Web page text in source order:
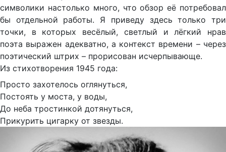
символики настолько много, что обзор её потребовал
бы отдельной работы. Я приведу здесь только три
точки, в которых весёлый, светлый и лёгкий нрав
поэта выражен адекватно, а контекст времени – через
поэтический штрих – прорисован исчерпывающе.
Из стихотворения 1945 года:
Просто захотелось оглянуться,
Постоять у моста, у воды,
До неба тростинкой дотянуться,
Прикурить цигарку от звезды.